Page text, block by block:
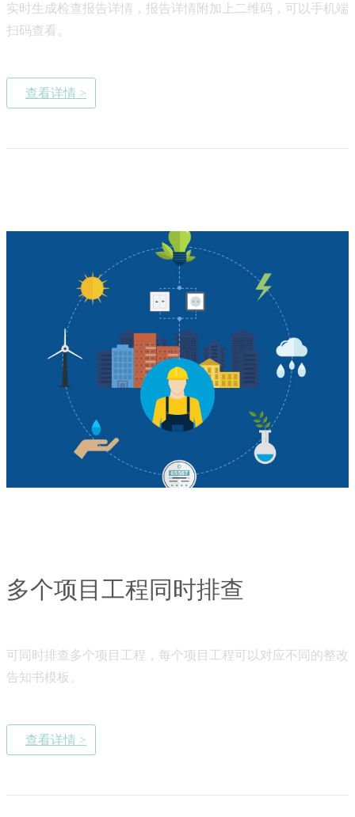
实时生成检查报告详情，报告详情附加上二维码，可以手机端
扫码查看。
查看详情 >
多个项目工程同时排查
可同时排查多个项目工程，每个项目工程可以对应不同的整改
告知书模板。
查看详情 >